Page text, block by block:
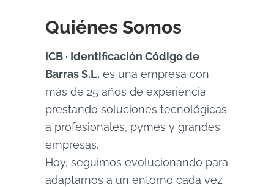
Quiénes Somos
ICB · Identificación Código de
Barras S.L. es una empresa con
más de 25 años de experiencia
prestando soluciones tecnológicas
a profesionales, pymes y grandes
empresas.
Hoy, seguimos evolucionando para
adaptarnos a un entorno cada vez